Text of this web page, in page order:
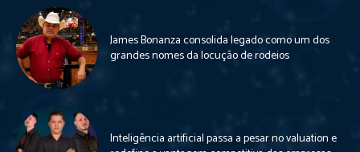
James Bonanza consolida legado como um dos
grandes nomes da locução de rodeios
Inteligência artificial passa a pesar no valuation e